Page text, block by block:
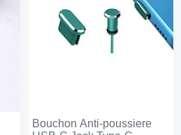
Bouchon Anti-poussiere